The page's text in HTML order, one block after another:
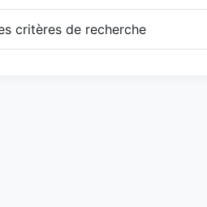
critères de recherche